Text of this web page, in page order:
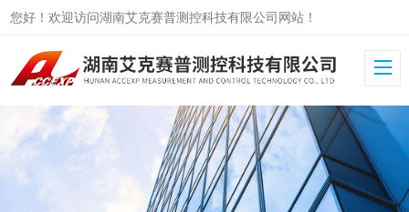
您好！欢迎访问湖南艾克赛普测控科技有限公司网站！